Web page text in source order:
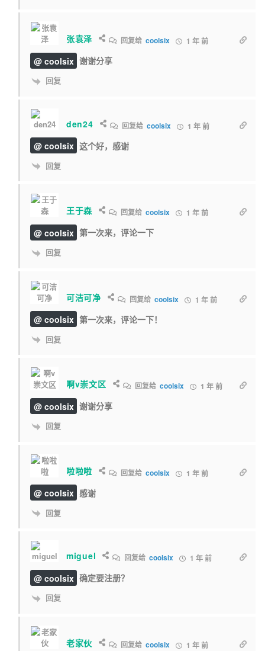
张袁泽 回复给coolsix 1 年 前
@ coolsix 谢谢分享
回复
den24 回复给 coolsix 1 年 前
@ coolsix 这个好，感谢
回复
王于森 回复给coolsix 1 年 前
@ coolsix 第一次来，评论一下
回复
可洁可净 回复给 coolsix 1 年 前
@ coolsix 第一次来，评论一下！
回复
啊v崇文区 回复给 coolsix 1 年 前
@ coolsix 谢谢分享
回复
啦啦啦 回复给coolsix 1 年 前
@ coolsix 感谢
回复
miguel 回复给coolsix 1 年 前
@ coolsix 确定要注册？
回复
老家伙 回复给coolsix 1 年 前